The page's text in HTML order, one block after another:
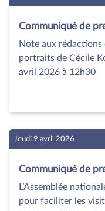
Communiqué de
Note aux rédactions
portraits de Cécile
avril 2026 à 12h30
Jeudi 9 avril 2026
Communiqué de
L’Assemblée
pour faciliter les